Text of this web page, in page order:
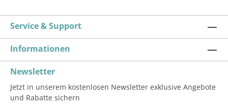
Service & Support
Informationen
Newsletter
Jetzt in unserem kostenlosen Newsletter exklusive Angebote
und Rabatte sichern